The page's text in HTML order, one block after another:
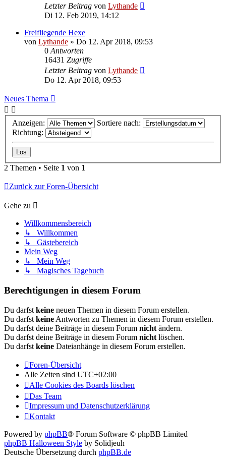
Letzter Beitrag von Lythande
Di 12. Feb 2019, 14:12
Freifliegende Hexe
von Lythande » Do 12. Apr 2018, 09:53
0 Antworten
16431 Zugriffe
Letzter Beitrag von Lythande
Do 12. Apr 2018, 09:53
Neues Thema
Anzeigen:
Sortiere nach:
Richtung:
2 Themen • Seite 1 von 1
Zurück zur Foren-Übersicht
Gehe zu
Willkommensbereich
↳ Willkommen
↳ Gästebereich
Mein Weg
↳ Mein Weg
↳ Magisches Tagebuch
Berechtigungen in diesem Forum
Du darfst keine neuen Themen in diesem Forum erstellen.
Du darfst keine Antworten zu Themen in diesem Forum erstellen.
Du darfst deine Beiträge in diesem Forum nicht ändern.
Du darfst deine Beiträge in diesem Forum nicht löschen.
Du darfst keine Dateianhänge in diesem Forum erstellen.
Foren-Übersicht
Alle Zeiten sind UTC+02:00
Alle Cookies des Boards löschen
Das Team
Impressum und Datenschutzerklärung
Kontakt
Powered by phpBB® Forum Software © phpBB Limited
phpBB Halloween Style by Solidjeuh
Deutsche Übersetzung durch phpBB.de